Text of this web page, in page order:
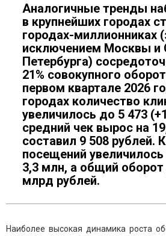
Аналогичные тренды
в крупнейших городах
городах-миллионниках
исключением Москвы и
Петербурга)
21% совокупного
первом квартале 2026
городах количество
увеличилось до 5 473
средний чек вырос на
составил 9 508 рублей.
посещений
3,3 млн, а общий оборот
млрд рублей.
Наиболее высокая динамика роста